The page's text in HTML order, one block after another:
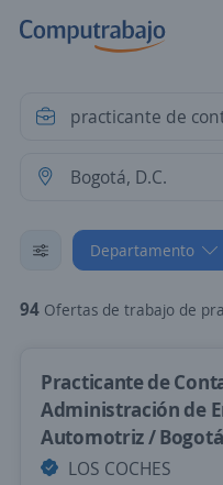
Departamento
94 Ofertas de trabajo de practicante de
Practicante de
Administración de
Automotriz / Bogotá
LOS COCHES